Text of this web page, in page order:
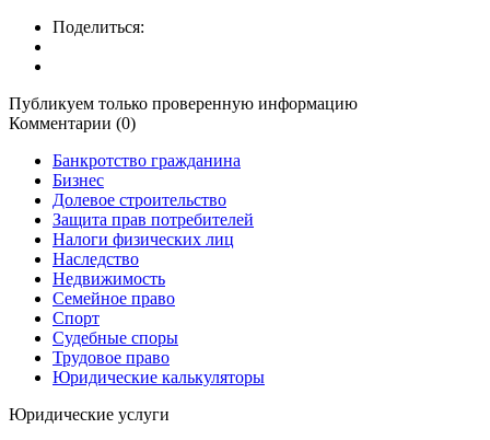
Поделиться:
Публикуем только проверенную информацию
Комментарии (0)
Банкротство гражданина
Бизнес
Долевое строительство
Защита прав потребителей
Налоги физических лиц
Наследство
Недвижимость
Семейное право
Спорт
Судебные споры
Трудовое право
Юридические калькуляторы
Юридические услуги